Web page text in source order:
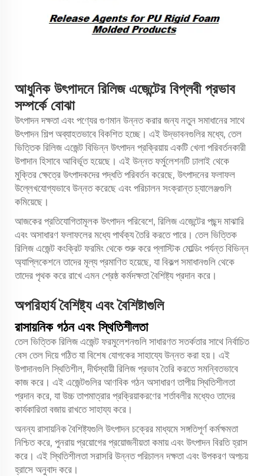
আধুনিক উৎপাদনে রিলিজ এজেন্টের বিপ্লবী প্রভাব
সম্পর্কে বোঝা
উৎপাদন দক্ষতা এবং পণ্যের গুণমান উন্নত করার জন্য নতুন সমাধানের সাথে
উৎপাদন শিল্প অব্যাহতভাবে বিকশিত হচ্ছে। এই উদ্ভাবনগুলির মধ্যে, তেল
ভিত্তিক রিলিজ এজেন্ট বিভিন্ন উৎপাদন প্রক্রিয়ায় একটি খেলা পরিবর্তনকারী
উপাদান হিসাবে আবির্ভূত হয়েছে। এই উন্নত ফর্মুলেশনটি ঢালাই থেকে
মুক্তির ক্ষেত্রে উৎপাদকদের পদ্ধতি পরিবর্তন করেছে, উৎপাদনের ফলাফল
উল্লেখযোগ্যভাবে উন্নত করেছে এবং পরিচালন সংক্রান্ত চ্যালেঞ্জগুলি
কমিয়েছে।
আজকের প্রতিযোগিতামূলক উৎপাদন পরিবেশে, রিলিজ এজেন্টের পছন্দ মাঝারি
এবং অসাধারণ ফলাফলের মধ্যে পার্থক্য তৈরি করতে পারে। তেল ভিত্তিক
রিলিজ এজেন্ট কংক্রিট ফরমিং থেকে শুরু করে প্লাস্টিক মোল্ডিং পর্যন্ত বিভিন্ন
অ্যাপ্লিকেশনে তাদের মূল্য প্রমাণিত হয়েছে, যা বিকল্প সমাধানগুলি থেকে
তাদের পৃথক করে রাখে এমন শ্রেষ্ঠ কর্মদক্ষতা বৈশিষ্ট্য প্রদান করে।
অপরিহার্য বৈশিষ্ট্য এবং বৈশিষ্টাগুলি
রাসায়নিক গঠন এবং স্থিতিশীলতা
তেল ভিত্তিক রিলিজ এজেন্ট ফরমুলেশনগুলি সাধারণত সতর্কতার সাথে নির্বাচিত
বেস তেল দিয়ে গঠিত যা বিশেষ যোগকের সাহায্যে উন্নত করা হয়। এই
উপাদানগুলি স্থিতিশীল, দীর্ঘস্থায়ী রিলিজ প্রভাব তৈরি করতে সমন্বিতভাবে
কাজ করে। এই এজেন্টগুলির আণবিক গঠন অসাধারণ তাপীয় স্থিতিশীলতা
প্রদান করে, যা উচ্চ তাপমাত্রার প্রক্রিয়াকরণের শর্তাবলীর মধ্যেও তাদের
কার্যকারিতা বজায় রাখতে সাহায্য করে।
অনন্য রাসায়নিক বৈশিষ্ট্যগুলি উৎপাদন চক্রের মাধ্যমে সঙ্গতিপূর্ণ কর্মক্ষমতা
নিশ্চিত করে, পুনরায় প্রয়োগের প্রয়োজনীয়তা কমায় এবং উৎপাদন বিরতি হ্রাস
করে। এই স্থিতিশীলতা সরাসরি উন্নত পরিচালন দক্ষতা এবং উপকরণ অপচয়
হ্রাসে অনুবাদ করে।